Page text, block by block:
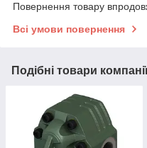
Повернення товару
Всі умови повернення
Подібні товари